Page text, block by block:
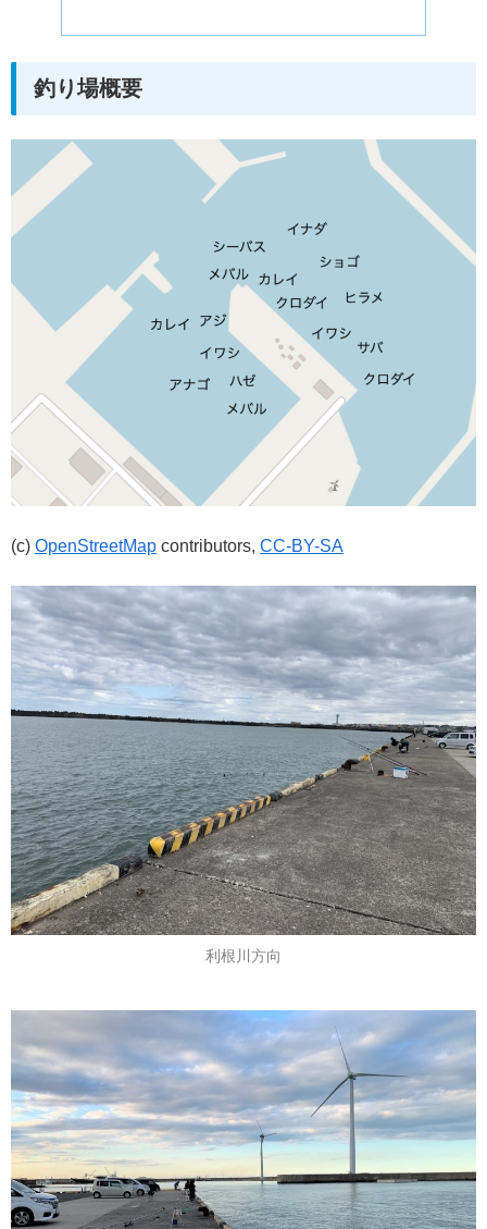
釣り場概要
(c) OpenStreetMap contributors, CC-BY-SA
利根川方向